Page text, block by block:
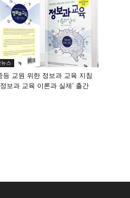
스
등 교원 위한 정보과 교육 지침
보과 교육 이론과 실제’ 출간